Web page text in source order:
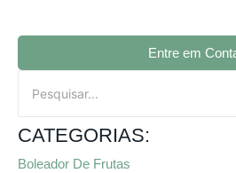
Entre em
CATEGORIAS:
Boleador De Frutas